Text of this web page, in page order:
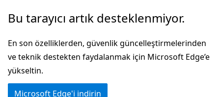
Ana
atla
Sayfa
gezintiye
atla
Bu tarayıcı artık desteklenmiyor.
En son özelliklerden, güvenlik güncelleştirmelerinden
ve teknik destekten faydalanmak için Microsoft Edge’e
yükseltin.
Microsoft Edge'i indirin